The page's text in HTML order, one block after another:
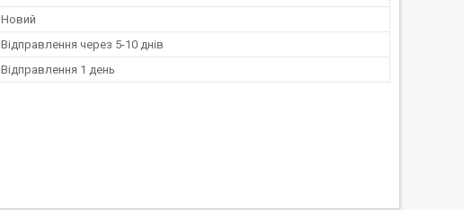
Новий
Відправлення через 5-10 днів
Відправлення 1 день